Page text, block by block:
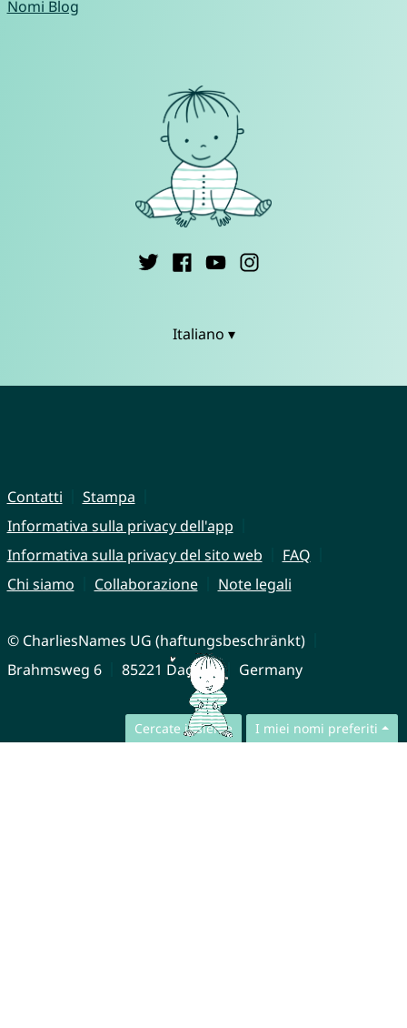
Cercate insieme I miei nomi preferiti
Nomi Blog
Italiano ▾
Contatti
Stampa
Informativa sulla privacy dell'app
Informativa sulla privacy del sito web
FAQ
Chi siamo
Collaborazione Note legali
© CharliesNames UG (haftungsbeschränkt)
Brahmsweg 6
85221 Dachau Germany